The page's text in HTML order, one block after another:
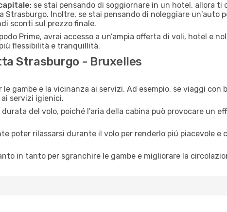
se stai pensando di soggiornare in un hotel, allora ti
Strasburgo. Inoltre, se stai pensando di noleggiare un'auto
sconti sul prezzo finale.
Prime, avrai accesso a un’ampia offerta di voli, hotel e
flessibilità e tranquillità.
Strasburgo - Bruxelles
le gambe e la vicinanza ai servizi. Ad esempio, se viaggi con
servizi igienici.
del volo, poiché l'aria della cabina può provocare un
poter rilassarsi durante il volo per renderlo piú piacevole e
in tanto per sgranchire le gambe e migliorare la